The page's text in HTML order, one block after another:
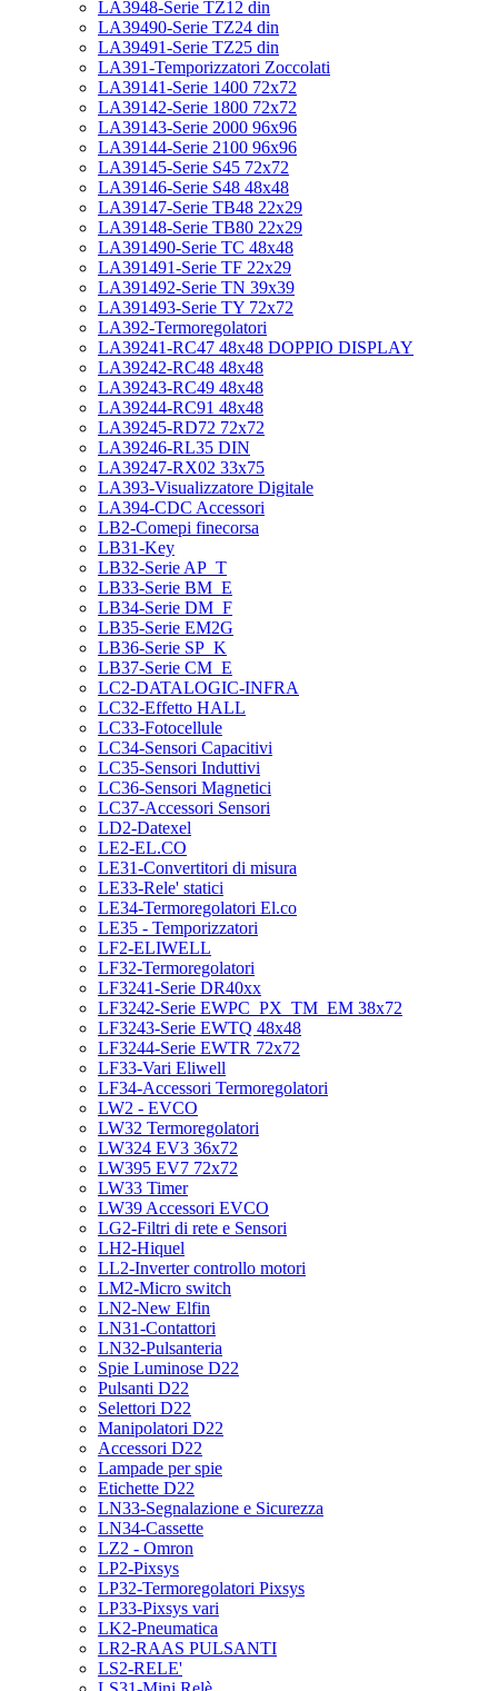
LA3948-Serie TZ12 din
LA39490-Serie TZ24 din
LA39491-Serie TZ25 din
LA391-Temporizzatori Zoccolati
LA39141-Serie 1400 72x72
LA39142-Serie 1800 72x72
LA39143-Serie 2000 96x96
LA39144-Serie 2100 96x96
LA39145-Serie S45 72x72
LA39146-Serie S48 48x48
LA39147-Serie TB48 22x29
LA39148-Serie TB80 22x29
LA391490-Serie TC 48x48
LA391491-Serie TF 22x29
LA391492-Serie TN 39x39
LA391493-Serie TY 72x72
LA392-Termoregolatori
LA39241-RC47 48x48 DOPPIO DISPLAY
LA39242-RC48 48x48
LA39243-RC49 48x48
LA39244-RC91 48x48
LA39245-RD72 72x72
LA39246-RL35 DIN
LA39247-RX02 33x75
LA393-Visualizzatore Digitale
LA394-CDC Accessori
LB2-Comepi finecorsa
LB31-Key
LB32-Serie AP_T
LB33-Serie BM_E
LB34-Serie DM_F
LB35-Serie EM2G
LB36-Serie SP_K
LB37-Serie CM_E
LC2-DATALOGIC-INFRA
LC32-Effetto HALL
LC33-Fotocellule
LC34-Sensori Capacitivi
LC35-Sensori Induttivi
LC36-Sensori Magnetici
LC37-Accessori Sensori
LD2-Datexel
LE2-EL.CO
LE31-Convertitori di misura
LE33-Rele' statici
LE34-Termoregolatori El.co
LE35 - Temporizzatori
LF2-ELIWELL
LF32-Termoregolatori
LF3241-Serie DR40xx
LF3242-Serie EWPC_PX_TM_EM 38x72
LF3243-Serie EWTQ 48x48
LF3244-Serie EWTR 72x72
LF33-Vari Eliwell
LF34-Accessori Termoregolatori
LW2 - EVCO
LW32 Termoregolatori
LW324 EV3 36x72
LW395 EV7 72x72
LW33 Timer
LW39 Accessori EVCO
LG2-Filtri di rete e Sensori
LH2-Hiquel
LL2-Inverter controllo motori
LM2-Micro switch
LN2-New Elfin
LN31-Contattori
LN32-Pulsanteria
Spie Luminose D22
Pulsanti D22
Selettori D22
Manipolatori D22
Accessori D22
Lampade per spie
Etichette D22
LN33-Segnalazione e Sicurezza
LN34-Cassette
LZ2 - Omron
LP2-Pixsys
LP32-Termoregolatori Pixsys
LP33-Pixsys vari
LK2-Pneumatica
LR2-RAAS PULSANTI
LS2-RELE'